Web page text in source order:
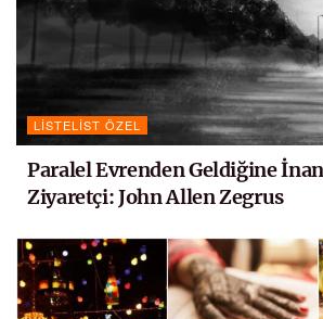
LISTELIST ÖZEL
Paralel Evrenden Geldiğine
Ziyaretçi: John Allen Zegrus